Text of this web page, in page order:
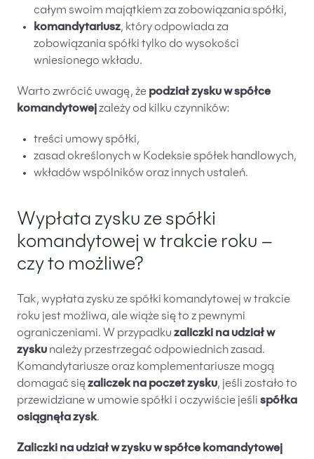
całym swoim majątkiem za zobowiązania spółki,
komandytariusz, który odpowiada za
zobowiązania spółki tylko do wysokości
wniesionego wkładu.
Warto zwrócić uwagę, że podział zysku w spółce
komandytowejzależy od kilku czynników:
treści umowy spółki,
zasad określonych w Kodeksie spółek handlowych,
wkładów wspólników oraz innych ustaleń.
Wypłata zysku ze spółki
komandytowej w trakcie roku –
czy to możliwe?
Tak, wypłata zysku ze spółki komandytowej w trakcie
roku jest możliwa, ale wiąże się to z pewnymi
ograniczeniami. W przypadku zaliczki na udział w
zysku należy przestrzegać odpowiednich zasad.
Komandytariusze oraz komplementariusze mogą
domagać sięzaliczek na poczet zysku, jeśli zostało to
przewidziane w umowie spółki i oczywiście jeśli spółka
osiągnęła zysk.
Zaliczki na udział w zysku w spółce komandytowej